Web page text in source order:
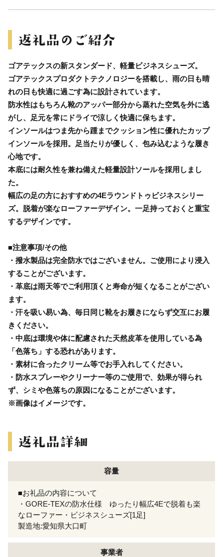
ゴアテックスの新スタンダード、軽量ビジネスシューズ。
ゴアテックスプロダクトテクノロジーを搭載し、雨の日も晴
れの日も快適に過ごす為に設計されています。
防水性はもちろん靴のアッパー部分から蒸れた空気を外に逃
がし、足元を常にドライで涼しく快適に保ちます。
インソールはつま先から踵までクッション性に優れたカップ
インソールを採用。足当たりが優しく、包み込むような履き
心地です。
本底には耐久性を兼ね備えた軽量設計ソールを採用しまし
た。
幅広の足の方におすすめの4Eラウンドトゥビジネスシリー
ズ。脱着が楽なローファーデザイン。一足持っておくと重宝
するデザインです。
■注意事項/その他
・撥水製品は完全防水ではございません。ご使用により浸入
することがございます。
・革底は雨天等でご利用頂くと寿命が短くなることがござい
ます。
・汗を吸い易い為、毎日同じ靴をお履きにならず交互にお履
きください。
・中底は環境や体に配慮された天然皮革を使用している為
「色落ち」する恐れがあります。
・素材に合ったクリーム等でお手入れしてください。
・防水スプレーやクリーナー等のご使用で、効果が得られ
ず、シミや色落ちの原因になることがございます。
※画像はイメージです。
容量
■お礼品の内容について
・GORE-TEXの防水仕様 ゆったり幅広4Eで脱着も楽
なローファー・ビジネスシューズ[1足]
製造地:愛知県大口町
事業者